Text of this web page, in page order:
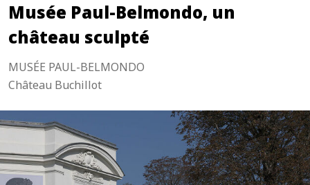
Musée Paul-Belmondo, un
château sculpté
MUSÉE PAUL-BELMONDO
Château Buchillot